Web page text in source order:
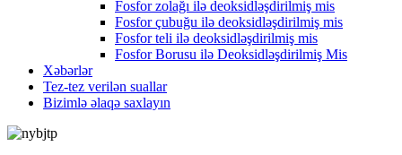
Fosfor zolağı ilə deoksidləşdirilmiş mis
Fosfor çubuğu ilə deoksidləşdirilmiş mis
Fosfor teli ilə deoksidləşdirilmiş mis
Fosfor Borusu ilə Deoksidləşdirilmiş Mis
Xəbərlər
Tez-tez verilən suallar
Bizimlə əlaqə saxlayın